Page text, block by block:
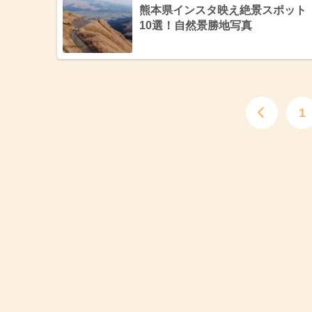
熊本県インスタ映え絶景スポット
10選！自然景勝地写真
1